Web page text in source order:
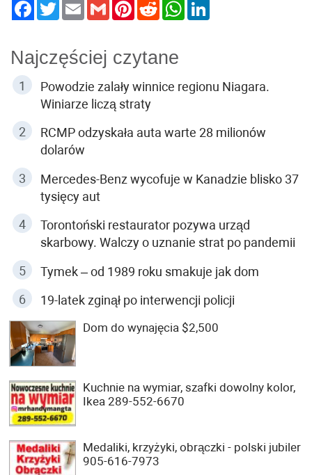
Twitter Email Gmail PinterestReddit WhatsApp
Najczęściej czytane
Powodzie zalały winnice regionu Niagara.
Winiarze liczą straty
RCMP odzyskała auta warte 28 milionów
dolarów
Mercedes-Benz wycofuje w Kanadzie blisko 37
tysięcy aut
Torontoński restaurator pozywa urząd
skarbowy. Walczy o uznanie strat po pandemii
Tymek – od 1989 roku smakuje jak dom
19-latek zginął po interwencji policji
Dom do wynajęcia $2,500
Kuchnie na wymiar, szafki dowolny kolor,
Ikea 289-552-6670
Medaliki, krzyżyki, obrączki - polski jubiler
905-616-7973